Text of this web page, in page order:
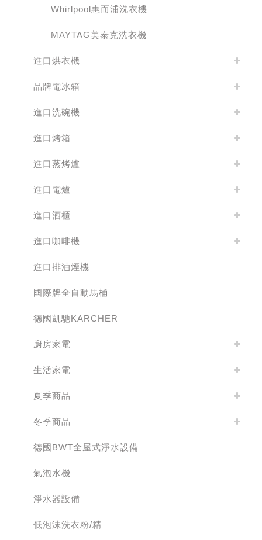
Whirlpool惠而浦洗衣機
MAYTAG美泰克洗衣機
進口烘衣機
品牌電冰箱
進口洗碗機
進口烤箱
進口蒸烤爐
進口電爐
進口酒櫃
進口咖啡機
進口排油煙機
國際牌全自動馬桶
德國凱馳KARCHER
廚房家電
生活家電
夏季商品
冬季商品
德國BWT全屋式淨水設備
氣泡水機
淨水器設備
低泡沫洗衣粉/精